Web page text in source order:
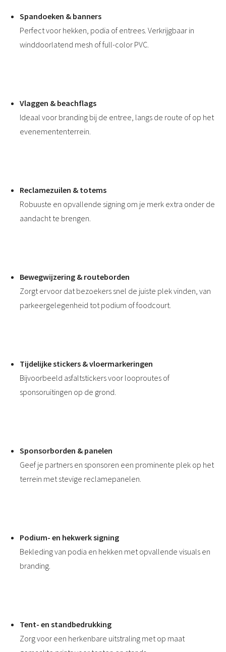
Spandoeken & banners
Perfect voor hekken, podia of entrees. Verkrijgbaar in
winddoorlatend mesh of full-color PVC.
Vlaggen & beachflags
Ideaal voor branding bij de entree, langs de route of op het
evenemententerrein.
Reclamezuilen & totems
Robuuste en opvallende signing om je merk extra onder de
aandacht te brengen.
Bewegwijzering & routeborden
Zorgt ervoor dat bezoekers snel de juiste plek vinden, van
parkeergelegenheid tot podium of foodcourt.
Tijdelijke stickers & vloermarkeringen
Bijvoorbeeld asfaltstickers voor looproutes of
sponsoruitingen op de grond.
Sponsorborden & panelen
Geef je partners en sponsoren een prominente plek op het
terrein met stevige reclamepanelen.
Podium- en hekwerk signing
Bekleding van podia en hekken met opvallende visuals en
branding.
Tent- en standbedrukking
Zorg voor een herkenbare uitstraling met op maat